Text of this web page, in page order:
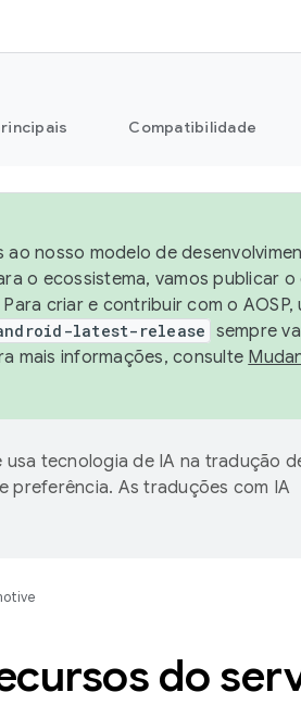
Compatibilidade
ao nosso modelo de
o ecossistema, vamos publicar
criar e contribuir com o AOSP,
latest-release sempre
mais informações, consulte
usa tecnologia de IA na tradução
preferência. As traduções com IA
do